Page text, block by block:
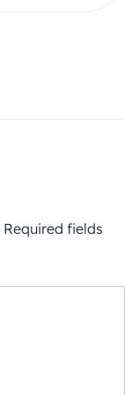
Required fields